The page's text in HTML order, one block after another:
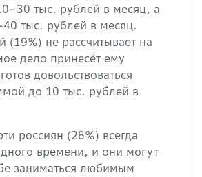
тыс. рублей в месяц, а
тыс. рублей в месяц.
(19%) не рассчитывает на
дело принесёт ему
довольствоваться
до 10 тыс. рублей в
россиян (28%) всегда
времени, и они могут
заниматься любимым